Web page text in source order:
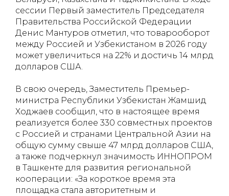
сессии Первый заместитель Председателя
Правительства Российской Федерации
Денис Мантуров отметил, что товарооборот
между Россией и Узбекистаном в 2026 году
может увеличиться на 22% и достичь 14 млрд
долларов США.
В свою очередь, Заместитель Премьер-
министра Республики Узбекистан Жамшид
Ходжаев сообщил, что в настоящее время
реализуется более 330 совместных проектов
с Россией и странами Центральной Азии на
общую сумму свыше 47 млрд долларов США,
а также подчеркнул значимость ИННОПРОМ
в Ташкенте для развития региональной
кооперации: «За короткое время эта
площадка стала авторитетным и